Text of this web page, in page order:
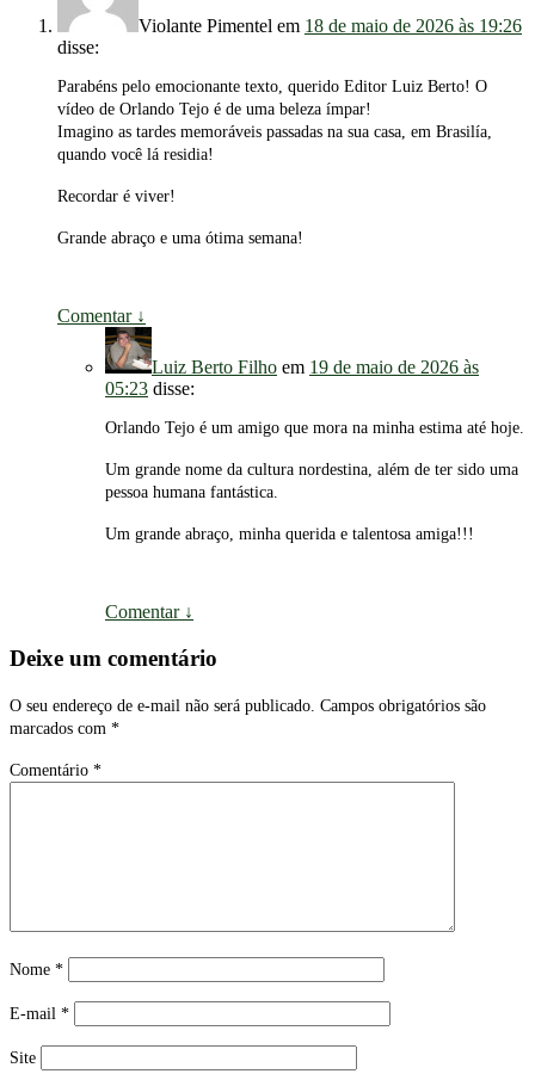
Violante Pimentel em 18 de maio de 2026 às 19:26
disse:
Parabéns pelo emocionante texto, querido Editor Luiz Berto! O
vídeo de Orlando Tejo é de uma beleza ímpar!
Imagino as tardes memoráveis passadas na sua casa, em Brasilía,
quando você lá residia!
Recordar é viver!
Grande abraço e uma ótima semana!
Comentar ↓
Luiz Berto Filho em 19 de maio de 2026 às
05:23 disse:
Orlando Tejo é um amigo que mora na minha estima até hoje.
Um grande nome da cultura nordestina, além de ter sido uma
pessoa humana fantástica.
Um grande abraço, minha querida e talentosa amiga!!!
Comentar ↓
Deixe um comentário
O seu endereço de e-mail não será publicado. Campos obrigatórios são
marcados com *
Comentário *
Nome *
E-mail *
Site